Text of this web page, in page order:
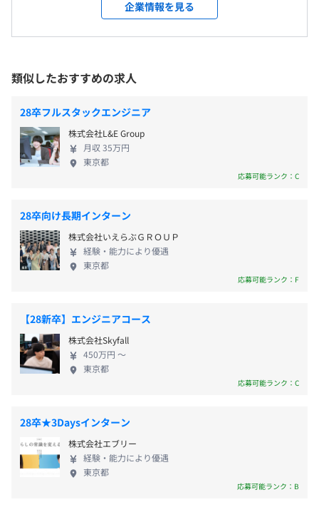
〜確かなデータで、組織はもっと強くなる〜
人事業務の効率化から活躍人材の特定・育成まで、一貫し
も負担がなく、心地よく使える設計で、意思決定に必要と
なる最新で正確な従業員データを手間なく収集。成果を実
感できるタレントマネジメントを実現します。
☆使いやすさNo.1：99%以上の企業様が継続利用
☆タレントマネジメント領域でARR200億円突破！
〜SmartHRをもっと便利に〜
SmartHR Plusは、SmartHRをさらに便利にするサードパ
ーティー製のアプリケーションを集めたプラットフォー
ム。
豊富なラインナップから自社の状況に見合ったアプリを追
クオフィス業務に活用できます。
■資格保持費用の会社負担（士業など）
相談）
■社内勉強会向けの書籍購入制度
キャリアコンサルティング制度の有無及びその内容
15.0時間
「人事評価」「従業員サーベイ」「配置シミュレー
ション」などのタレントマネジメント機能により、
さまざまな機能を持つアプリケーションと
『SmartHR』が連携できるアプリストアサービス
『SmartHR Plus β版』を公開。企業の生産性向上を
後押しし、すべての人が働きやすい環境づくりに貢
献します。
企業情報を見る
類似したおすすめの求人
28卒フルスタックエンジニア
株式会社L&E Group
月収 35万円
東京都
応募可能ランク：C
28卒向け長期インターン
株式会社いえらぶＧＲＯＵＰ
経験・能力により優遇
東京都
応募可能ランク：F
【28新卒】エンジニアコース
株式会社Skyfall
450万円 〜
東京都
応募可能ランク：C
28卒★3Daysインターン
株式会社エブリー
経験・能力により優遇
東京都
応募可能ランク：B